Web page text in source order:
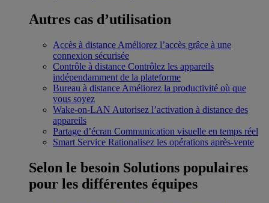
Autres cas d’utilisation
Accès à distance Améliorez l’accès grâce à une
connexion sécurisée
Contrôle à distance Contrôlez les appareils
indépendamment de la plateforme
Bureau à distance Améliorez la productivité où que
vous soyez
Wake-on-LAN Autorisez l’activation à distance des
appareils
Partage d’écran Communication visuelle en temps réel
Smart Service Rationalisez les opérations après-vente
Selon le besoin Solutions populaires
pour les différentes équipes